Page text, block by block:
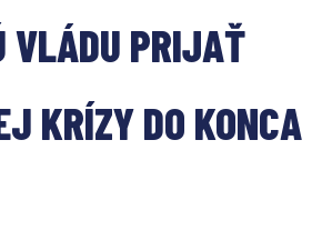
VLÁDU PRIJAŤ
KRÍZY DO KONCA